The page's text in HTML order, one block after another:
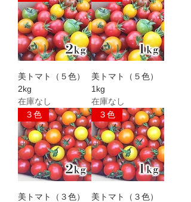
美トマト（５色）
2kg
在庫なし
美トマト（５色）
1kg
在庫なし
３色
美トマト（３色）
３色
美トマト（３色）